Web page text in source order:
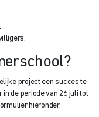
project een succes te
de periode van 26 juli tot
hieronder.